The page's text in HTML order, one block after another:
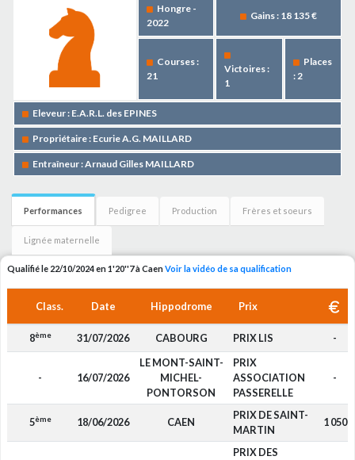
Hongre -
2022
Gains : 18 135 €
Courses :
21
Victoires :
1
Places
: 2
Eleveur : E.A.R.L. des EPINES
Propriétaire : Ecurie A.G. MAILLARD
Entraîneur : Arnaud Gilles MAILLARD
Performances Pedigree Production Frères et soeurs
Lignée maternelle
Qualifié le 22/10/2024 en 1'20''7 à CaenVoir la vidéo de sa qualification
Class. Date Hippodrome Prix
8ème 31/07/2026 CABOURG PRIX LIS -
- 16/07/2026
LE MONT-SAINT-
MICHEL-
PONTORSON
PRIX
ASSOCIATION
PASSERELLE
-
5ème 18/06/2026 CAEN
PRIX DE SAINT-
MARTIN
1 050
PRIX DES